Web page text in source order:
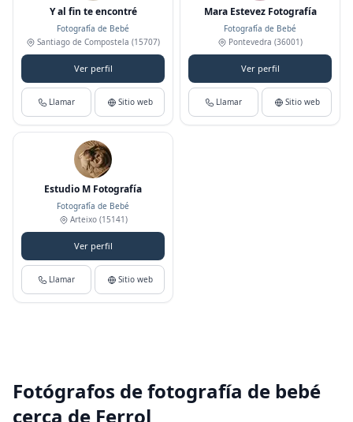
Y al fin te encontré
Fotografía de Bebé
Santiago de Compostela (15707)
Ver perfil
Llamar Sitio web
Mara Estevez Fotografía
Fotografía de Bebé
Pontevedra (36001)
Ver perfil
Llamar Sitio web
Estudio M Fotografía
Fotografía de Bebé
Arteixo(15141)
Ver perfil
Llamar Sitio web
Fotógrafos de fotografía de bebé
cerca de Ferrol